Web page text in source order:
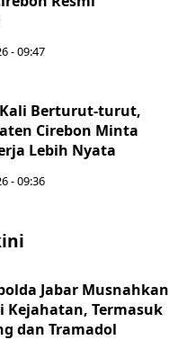
- 09:47
Kali Berturut-turut,
Cirebon Minta
Lebih Nyata
- 09:36
Jabar Musnahkan
Kejahatan, Termasuk
dan Tramadol